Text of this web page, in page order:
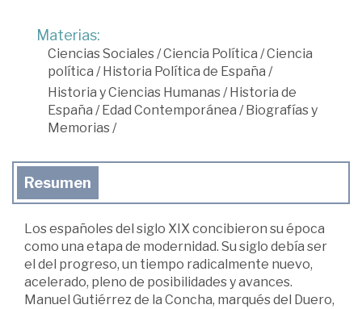
Materias:
Ciencias Sociales/Ciencia Política /Ciencia
política /Historia Política de España /
Historia y Ciencias Humanas/Historia de
España /Edad Contemporánea /Biografías y
Memorias/
Resumen
Los españoles del siglo XIX concibieron su época
como una etapa de modernidad. Su siglo debía ser
el del progreso, un tiempo radicalmente nuevo,
acelerado, pleno de posibilidades y avances.
Manuel Gutiérrez de la Concha, marqués del Duero,